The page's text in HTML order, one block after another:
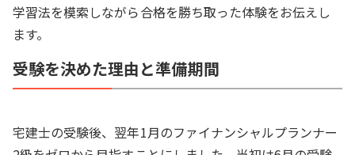
学習法を模索しながら合格を勝ち取った体験をお伝えし
ます。
受験を決めた理由と準備期間
宅建士の受験後、翌年1月のファイナンシャルプランナー